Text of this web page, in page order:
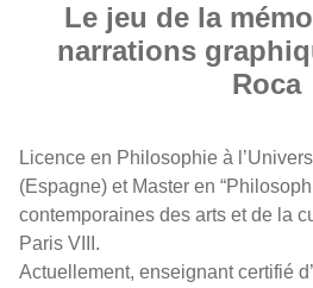
Le jeu de la
narrations
Roca
Licence en Philosophie à
(Espagne) et Master en
contemporaines des arts et de la
Paris VIII.
Actuellement, enseignant certifié